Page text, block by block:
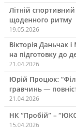
Літній
щоденного ритму
19.05.2026
Вікторія Даньчак
на підготовку до
21.04.2026
Юрій Процюк:
гравчинь —
21.04.2026
НК “Пробій” –
15.04.2026